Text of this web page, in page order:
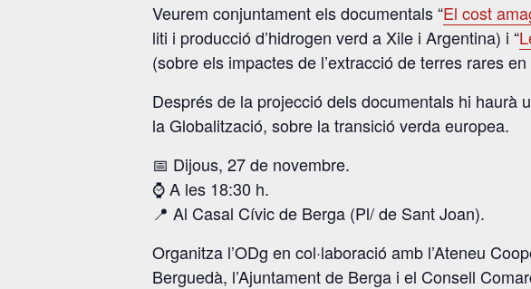
Veurem conjuntament els documentals “El cost
liti i producció d’hidrogen verd a Xile i Argentina) i “
(sobre els impactes de l’extracció de terres rares
Després de la projecció dels documentals hi haurà
la Globalització, sobre la transició verda europea.
📅 Dijous, 27 de novembre.
⌚️ A les 18:30 h.
📍 Al Casal Cívic de Berga (Pl/ de Sant Joan).
Organitza l’ODg en col·laboració amb l’Ateneu
Berguedà, l’Ajuntament de Berga i el Consell